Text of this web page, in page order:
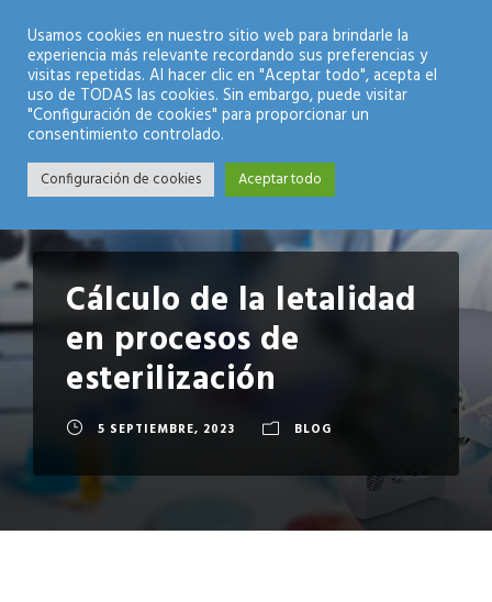
Modo Nocturno
Cálculo de la letalidad
en procesos de
esterilización
5 SEPTIEMBRE, 2023 BLOG
Usamos cookies en nuestro sitio web para brindarle la
experiencia más relevante recordando sus preferencias y
visitas repetidas. Al hacer clic en "Aceptar todo", acepta el
uso de TODAS las cookies. Sin embargo, puede visitar
"Configuración de cookies" para proporcionar un
consentimiento controlado.
Configuración de cookies Aceptar todo